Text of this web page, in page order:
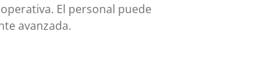
El personal puede
avanzada.